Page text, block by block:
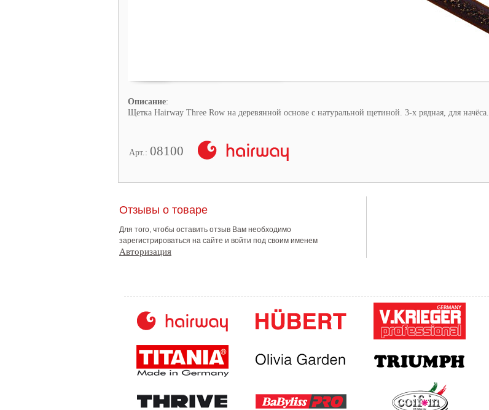
Описание:
Щетка Hairway Three Row на деревянной основе с натуральной щетиной. 3-х рядная, для начёса.
Арт.: 08100
Отзывы о товаре
Для того, чтобы оставить отзыв Вам необходимо
зарегистрироваться на сайте и войти под своим именем
Авторизация